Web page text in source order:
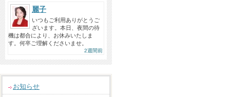
麗子
いつもご利用ありがとうご
ざいます。本日、夜間の待
機は都合により、お休みいたしま
す。何卒ご理解くださいませ。
2週間前
お知らせ